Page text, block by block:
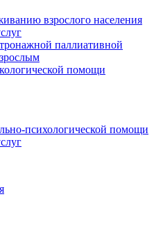
взрослого населения
паллиативной
помощи
психологической помощи